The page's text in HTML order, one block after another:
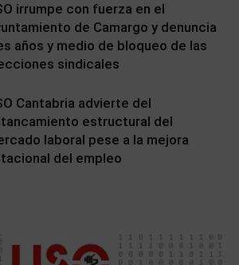
irrumpe con fuerza en el
de Camargo y denuncia
años y medio de bloqueo de las
sindicales
Cantabria advierte del
estructural del
laboral pese a la mejora
del empleo